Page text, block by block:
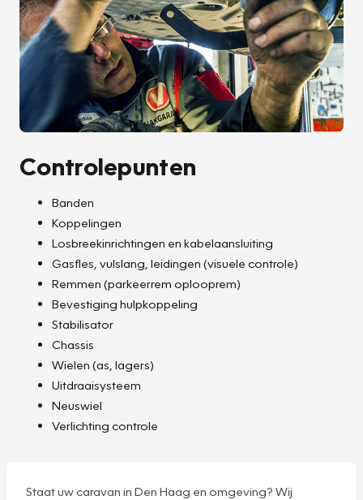
Controlepunten
Banden
Koppelingen
Losbreekinrichtingen en kabelaansluiting
Gasfles, vulslang, leidingen (visuele controle)
Remmen (parkeerrem oplooprem)
Bevestiging hulpkoppeling
Stabilisator
Chassis
Wielen (as, lagers)
Uitdraaisysteem
Neuswiel
Verlichting controle
Staat uw caravan in Den Haag en omgeving? Wij